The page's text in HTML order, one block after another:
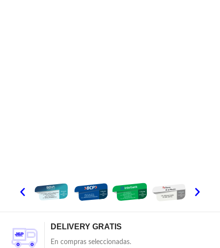
DELIVERY GRATIS
En compras seleccionadas.